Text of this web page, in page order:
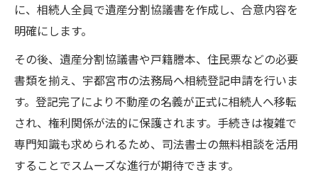
に、相続人全員で遺産分割協議書を作成し、合意内容を
明確にします。
その後、遺産分割協議書や戸籍謄本、住民票などの必要
書類を揃え、宇都宮市の法務局へ相続登記申請を行いま
す。登記完了により不動産の名義が正式に相続人へ移転
され、権利関係が法的に保護されます。手続きは複雑で
専門知識も求められるため、司法書士の無料相談を活用
することでスムーズな進行が期待できます。